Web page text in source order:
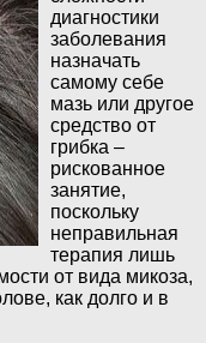
диагностики
заболевания
назначать
самому себе
мазь или другое
средство от
грибка –
рискованное
занятие,
поскольку
неправильная
терапия лишь
от вида микоза,
как долго и в